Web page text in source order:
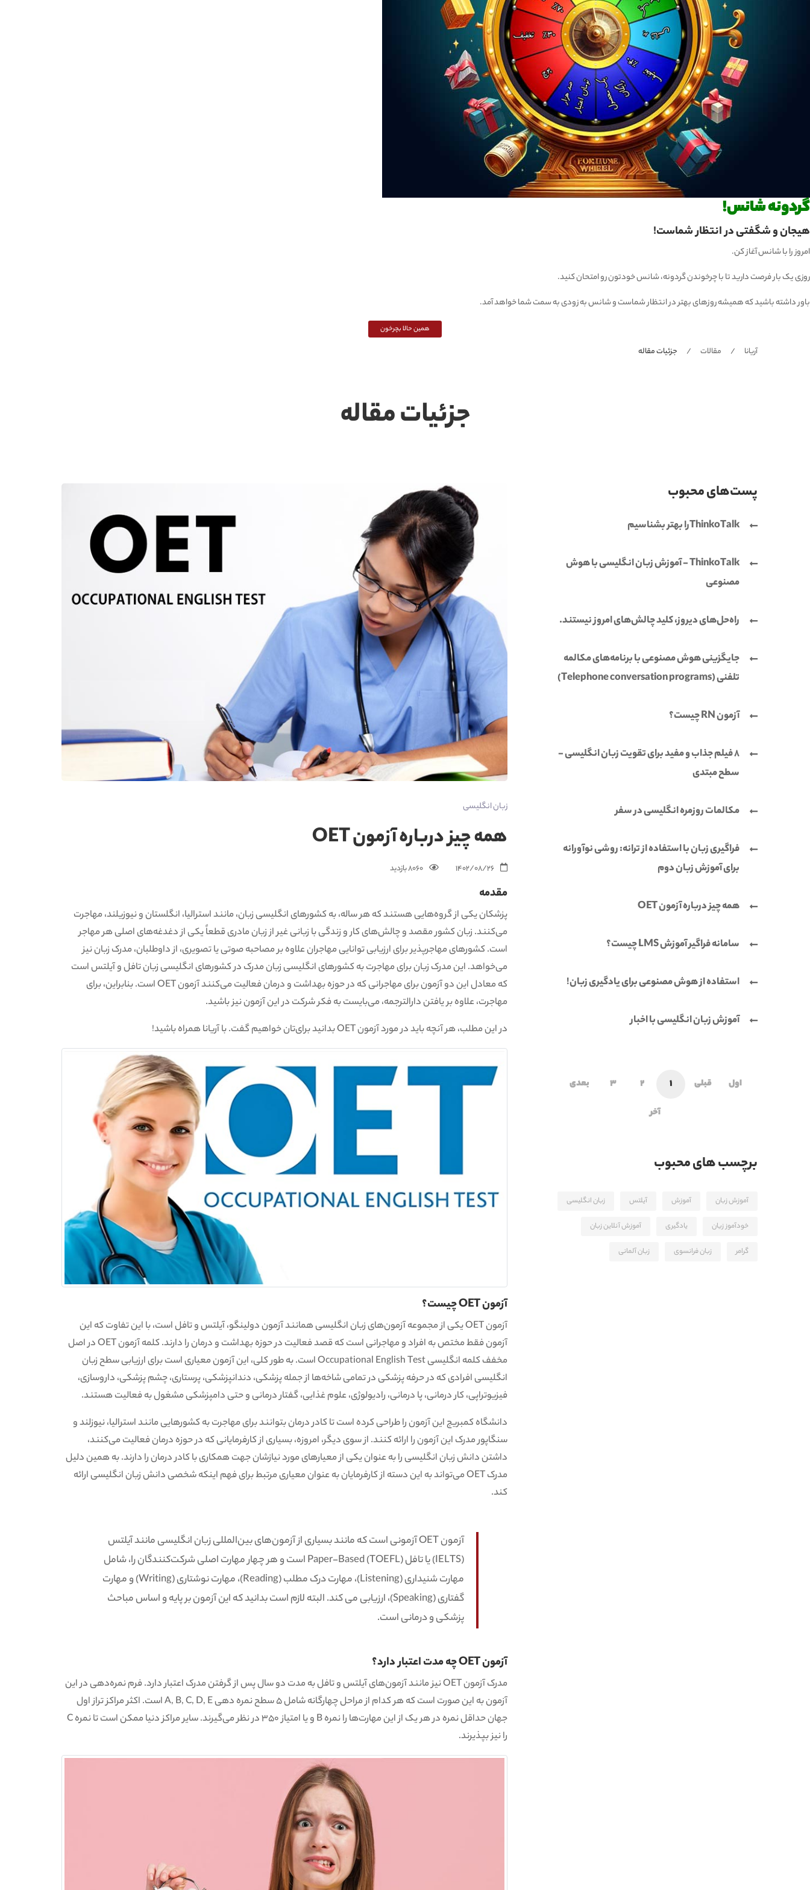
گردونه شانس!
هیجان و شگفتی در انتظار شماست!
امروز را با شانس آغاز کن.
روزی یک بار فرصت دارید تا با چرخوندن گردونه، شانس خودتون رو امتحان کنید.
باور داشته باشید که همیشه روزهای بهتر در انتظار شماست و شانس به زودی به سمت شما خواهد آمد.
همین حالا بچرخون
جزئیات مقاله
آریانا مقالات جزئیات مقاله
زبان انگلیسی
همه چیز درباره آزمون OET
1402/08/26 8060 بازدید‌
مقدمه
پزشکان یکی از گروه‌هایی هستند که هر ساله، به کشورهای انگلیسی زبان، مانند استرالیا، انگلستان و نیوزیلند، مهاجرت
می‌کنند. زبان کشور مقصد و چالش‌های کار و زندگی با زبانی غیر از زبان مادری قطعاً یکی از دغدغه‌های اصلی هر مهاجر
است. کشورهای مهاجرپذیر برای ارزیابی توانایی مهاجران علاوه بر مصاحبه صوتی یا تصویری، از داوطلبان، مدرک زبان نیز
می‌خواهد. این مدرک زبان برای مهاجرت به کشورهای انگلیسی زبان مدرک در کشورهای انگلیسی زبان تافل و آیلتس است
که معادل این دو آزمون برای مهاجرانی که در حوزه بهداشت و درمان فعالیت می‌کنند آزمون OET است. بنابراین، برای
مهاجرت، علاوه بر یافتن دارالترجمه، می‌بایست به فکر شرکت در این آزمون نیز باشید.
در این مطلب، هر آنچه باید در مورد آزمون OET بدانید برای‌تان خواهیم گفت. با آریانا همراه باشید!
آزمون OET چیست؟
آزمون OET یکی از مجموعه آزمون‌های زبان انگلیسی همانند آزمون دولینگو، آیلتس و تافل است، با این تفاوت که این
آزمون فقط مختص به افراد و مهاجرانی است که قصد فعالیت در حوزه بهداشت و درمان را دارند. کلمه آزمون OET در اصل
مخفف کلمه انگلیسی Occupational English Test است. به طور کلی، این آزمون معیاری است برای ارزیابی سطح زبان
انگلیسی افرادی که در حرفه پزشکی در تمامی شاخه‌ها از جمله پزشکی، دندانپزشکی، پرستاری، چشم پزشکی، داروسازی،
فیزیوتراپی، کار درمانی، پا درمانی، رادیولوژی، علوم غذایی، گفتار درمانی و حتی دامپزشکی مشغول به فعالیت هستند.
دانشگاه کمبریج این آزمون را طراحی کرده است تا کادر درمان بتوانند برای مهاجرت به کشورهایی مانند استرالیا، نیوزلند و
سنگاپور مدرک این آزمون را ارائه کنند. از سوی دیگر، امروزه، بسیاری از کارفرمایانی که در حوزه درمان فعالیت می‌کنند،
داشتن دانش زبان انگلیسی را به عنوان یکی از معیارهای مورد نیازشان جهت همکاری با کادر درمان را دارند. به همین دلیل
مدرک OET می‌تواند به این دسته از کارفرمایان به عنوان معیاری مرتبط برای فهم اینکه شخصی دانش زبان انگلیسی ارائه
کند.
آزمون OET آزمونی است که مانند بسیاری از آزمون‌های بین‌المللی زبان انگلیسی مانند آیلتس
(IELTS) یا تافل (TOEFL) Paper-Based است و هر چهار مهارت اصلی شرکت‌کنندگان را، شامل
مهارت شنیداری (Listening)، مهارت درک مطلب (Reading)، مهارت نوشتاری (Writing) و مهارت
گفتاری (Speaking)، ارزیابی می کند. البته لازم است بدانید که این آزمون بر پایه و اساس مباحث
پزشکی و درمانی است.
آزمون OET چه مدت اعتبار دارد؟
مدرک آزمون OET نیز مانند آزمون‌های آیلتس و تافل به مدت دو سال پس از گرفتن مدرک اعتبار دارد. فرم نمره‌‌دهی در این
آزمون به این صورت است که هر کدام از مراحل چهارگانه شامل 5 سطح نمره دهی A, B, C, D, E است. اکثر مراکز تراز اول
جهان حداقل نمره در هر یک از این مهارت‌ها را نمره B و یا امتیاز 350 در نظر می‌گیرند. سایر مراکز دنیا ممکن است تا نمره C
را نیز بپذیرند.
پست‌های محبوب
ThinkoTalkرا بهتر بشناسیم
ThinkoTalk - آموزش زبان انگلیسی با هوش
مصنوعی
راه‌حل‌های دیروز، کلید چالش‌های امروز نیستند.
جایگزینی هوش مصنوعی با برنامه‌های مکالمه
تلفنی (Telephone conversation programs)
آزمون RN چیست؟
8 فیلم جذاب و مفید برای تقویت زبان انگلیسی -
سطح مبتدی
مکالمات روزمره انگلیسی در سفر
فراگیری زبان با استفاده از ترانه: روشی نوآورانه
برای آموزش زبان دوم
همه چیز درباره آزمون OET
سامانه فراگیر آموزش LMS چیست؟
استفاده از هوش مصنوعی برای یادگیری زبان!
آموزش زبان انگلیسی با اخبار
اول قبلی 1
2
3
بعدی
آخر
برچسب های محبوب
آموزش زبان آموزش آیلتس زبان انگلیسی
خودآموز زیان یادگیری آموزش آنلاین زبان
گرامر زبان فرانسوی زبان آلمانی